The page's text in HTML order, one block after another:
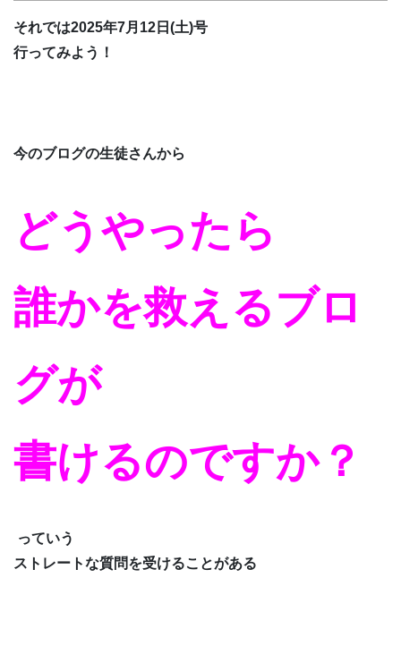
それでは2025年7月12日(土)号
行ってみよう！
今のブログの生徒さんから
どうやったら
誰かを救えるブロ
グが
書けるのですか？
っていう
ストレートな質問を受けることがある